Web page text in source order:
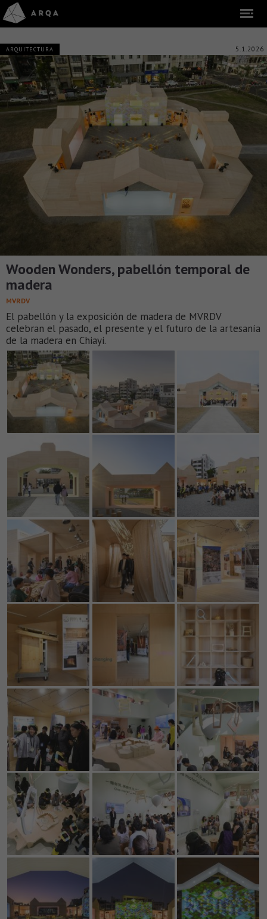
ARQUITECTURA 5.1.2026
Wooden Wonders, pabellón temporal de
madera
MVRDV
El pabellón y la exposición de madera de MVRDV
celebran el pasado, el presente y el futuro de la artesanía
de la madera en Chiayi.